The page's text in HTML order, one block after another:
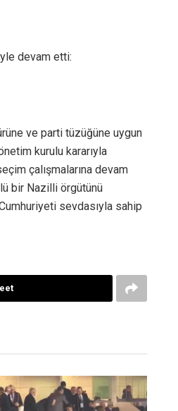
devam etti:
ve parti tüzüğüne uygun
kurulu kararıyla
çalışmalarına devam
bir Nazilli örgütünü
sevdasıyla sahip